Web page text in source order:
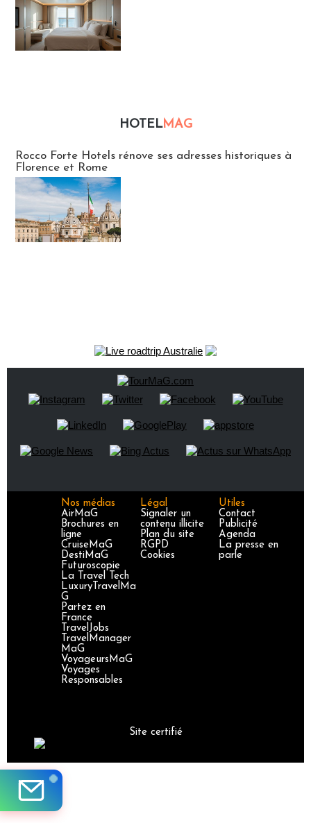
HOTELMAG
Rocco Forte Hotels rénove ses adresses historiques à
Florence et Rome
Nos médias
AirMaG
Brochures en
ligne
CruiseMaG
DestiMaG
Futuroscopie
La Travel Tech
LuxuryTravelMa
G
Partez en
France
TravelJobs
TravelManager
MaG
VoyageursMaG
Voyages
Responsables
Légal
Signaler un
contenu illicite
Plan du site
RGPD
Cookies
Utiles
Contact
Publicité
Agenda
La presse en
parle
Site certifié